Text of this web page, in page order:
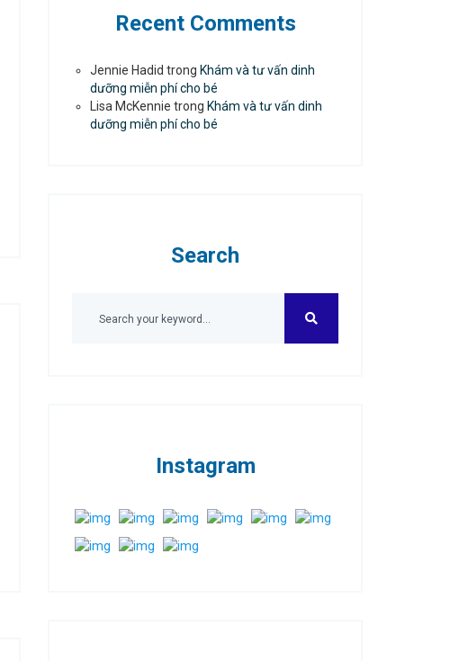
Recent Comments
Jennie Hadid trong Khám và tư vấn dinh
dưỡng miễn phí cho bé
Lisa McKennie trong Khám và tư vấn dinh
dưỡng miễn phí cho bé
Search
Instagram